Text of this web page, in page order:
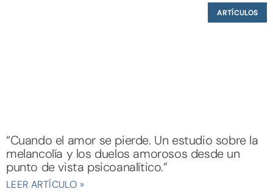
ARTÍCULOS
“Cuando el amor se pierde. Un estudio sobre la
melancolía y los duelos amorosos desde un
punto de vista psicoanalítico.”
LEER ARTÍCULO »